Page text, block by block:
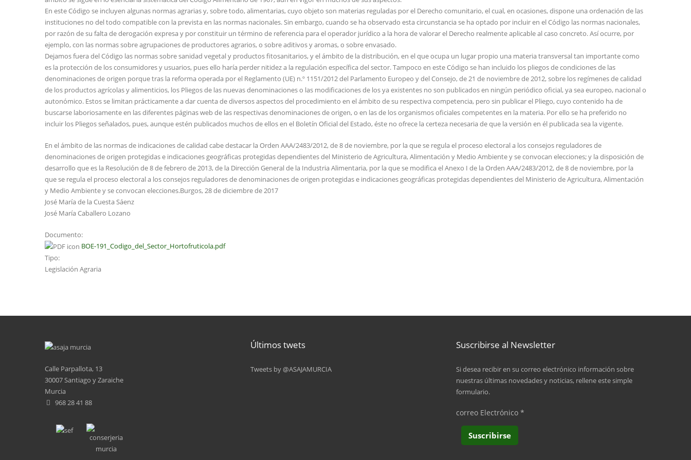
En este Código se incluyen algunas normas agrarias y, sobre todo, alimentarias, cuyo objeto son materias reguladas por el Derecho comunitario, el cual, en ocasiones, dispone una ordenación de las
instituciones no del todo compatible con la prevista en las normas nacionales. Sin embargo, cuando se ha observado esta circunstancia se ha optado por incluir en el Código las normas nacionales,
por razón de su falta de derogación expresa y por constituir un término de referencia para el operador jurídico a la hora de valorar el Derecho realmente aplicable al caso concreto. Así ocurre, por
ejemplo, con las normas sobre agrupaciones de productores agrarios, o sobre aditivos y aromas, o sobre envasado.
Dejamos fuera del Código las normas sobre sanidad vegetal y productos fitosanitarios, y el ámbito de la distribución, en el que ocupa un lugar propio una materia transversal tan importante como
es la protección de los consumidores y usuarios, pues ello haría perder nitidez a la regulación específica del sector. Tampoco en este Código se han incluido los pliegos de condiciones de las
denominaciones de origen porque tras la reforma operada por el Reglamento (UE) n.º 1151/2012 del Parlamento Europeo y del Consejo, de 21 de noviembre de 2012, sobre los regímenes de calidad
de los productos agrícolas y alimenticios, los Pliegos de las nuevas denominaciones o las modificaciones de los ya existentes no son publicados en ningún periódico oficial, ya sea europeo, nacional o
autonómico. Estos se limitan prácticamente a dar cuenta de diversos aspectos del procedimiento en el ámbito de su respectiva competencia, pero sin publicar el Pliego, cuyo contenido ha de
buscarse laboriosamente en las diferentes páginas web de las respectivas denominaciones de origen, o en las de los organismos oficiales competentes en la materia. Por ello se ha preferido no
incluir los Pliegos señalados, pues, aunque estén publicados muchos de ellos en el Boletín Oficial del Estado, éste no ofrece la certeza necesaria de que la versión en él publicada sea la vigente.
En el ámbito de las normas de indicaciones de calidad cabe destacar la Orden AAA/2483/2012, de 8 de noviembre, por la que se regula el proceso electoral a los consejos reguladores de
denominaciones de origen protegidas e indicaciones geográficas protegidas dependientes del Ministerio de Agricultura, Alimentación y Medio Ambiente y se convocan elecciones; y la disposición de
desarrollo que es la Resolución de 8 de febrero de 2013, de la Dirección General de la Industria Alimentaria, por la que se modifica el Anexo I de la Orden AAA/2483/2012, de 8 de noviembre, por la
que se regula el proceso electoral a los consejos reguladores de denominaciones de origen protegidas e indicaciones geográficas protegidas dependientes del Ministerio de Agricultura, Alimentación
y Medio Ambiente y se convocan elecciones.Burgos, 28 de diciembre de 2017
José María de la Cuesta Sáenz
José María Caballero Lozano
Documento:
BOE-191_Codigo_del_Sector_Hortofruticola.pdf
Tipo:
Legislación Agraria
Calle Parpallota, 13
30007 Santiago y Zaraiche
Murcia
968 28 41 88
Últimos twets
Tweets by @ASAJAMURCIA
Suscribirse al Newsletter
Si desea recibir en su correo electrónico información sobre
nuestras últimas novedades y noticias, rellene este simple
formulario.
correo Electrónico *